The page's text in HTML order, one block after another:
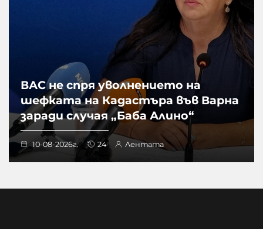
ВАС не спря уволнението на
шефката на Кадастъра във Варна
заради случая „Баба Алино“
10-08-2026г. 24 Лентата